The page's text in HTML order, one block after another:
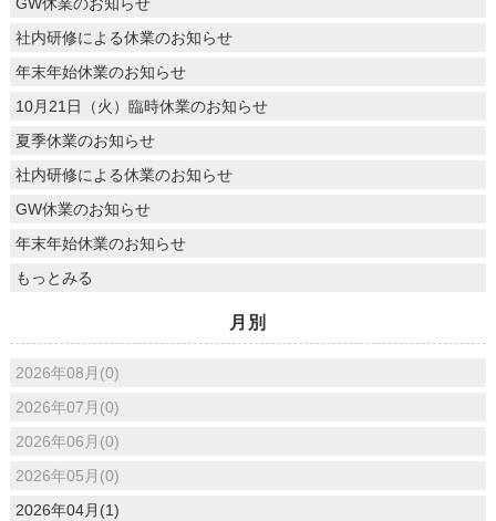
GW休業のお知らせ
社内研修による休業のお知らせ
年末年始休業のお知らせ
10月21日（火）臨時休業のお知らせ
夏季休業のお知らせ
社内研修による休業のお知らせ
GW休業のお知らせ
年末年始休業のお知らせ
もっとみる
月別
2026年08月(0)
2026年07月(0)
2026年06月(0)
2026年05月(0)
2026年04月(1)